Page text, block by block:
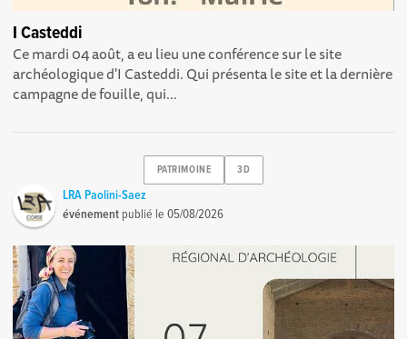
I Casteddi
Ce mardi 04 août, a eu lieu une conférence sur le site
archéologique d'I Casteddi. Qui présenta le site et la dernière
campagne de fouille, qui...
PATRIMOINE 3D
LRA Paolini-Saez
événement publié le05/08/2026